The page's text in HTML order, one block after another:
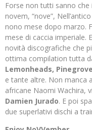
Forse non tutti sanno che
novem, “nove”,
nono mese dopo marzo.
mese di caccia imperiale.
novità discografiche che
ottima compilation tutta
Lemonheads,
e tante altre. Non manca
africane Naomi Wachira,
Damien Jurado. E poi
due superlativi dischi a